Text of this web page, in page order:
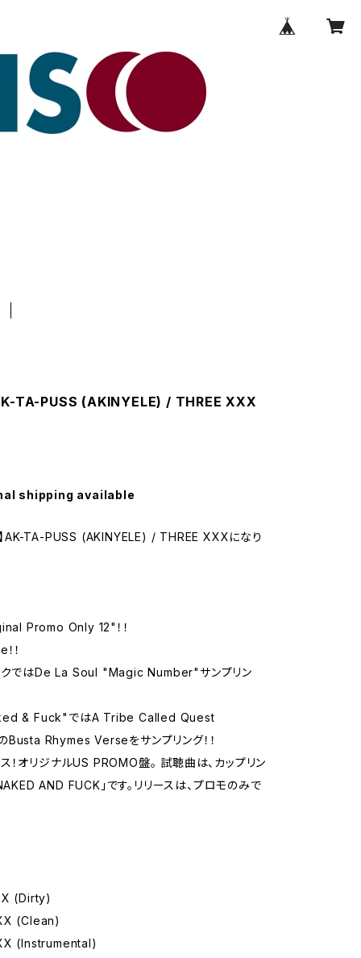
TA-PUSS (AKINYELE) / THREE XXX
shipping available
AK-TA-PUSS (AKINYELE) / THREE XXXになり
Promo Only 12"！！
！
クではDe La Soul "Magic Number"サンプリン
& Fuck"ではA Tribe Called Quest
Rhymes Verseをサンプリング！！
！オリジナルUS PROMO盤。 試聴曲は、カップリン
AND FUCK」です。リリースは、プロモのみで
(Dirty)
(Clean)
(Instrumental)